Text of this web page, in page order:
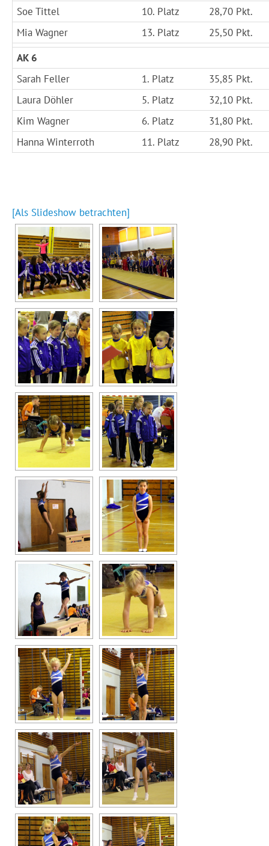
Soe Tittel
10. Platz
28,70 Pkt.
Mia Wagner
13. Platz
25,50 Pkt.
AK 6
Sarah Feller
1. Platz
35,85 Pkt.
Laura Döhler
5. Platz
32,10 Pkt.
Kim Wagner
6. Platz
31,80 Pkt.
Hanna Winterroth
11. Platz 28,90 Pkt.
[Als Slideshow betrachten]